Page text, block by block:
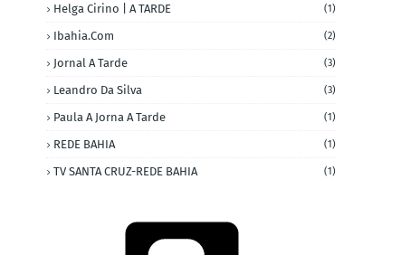
Helga Cirino | A TARDE (1)
Ibahia.com (2)
Jornal A Tarde (3)
Leandro Da Silva (3)
Paula A Jorna A Tarde (1)
REDE BAHIA (1)
TV SANTA CRUZ-REDE BAHIA (1)